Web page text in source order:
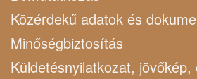
Közérdekű adatok és
Minőségbiztosítás
Küldetésnyilatkozat,